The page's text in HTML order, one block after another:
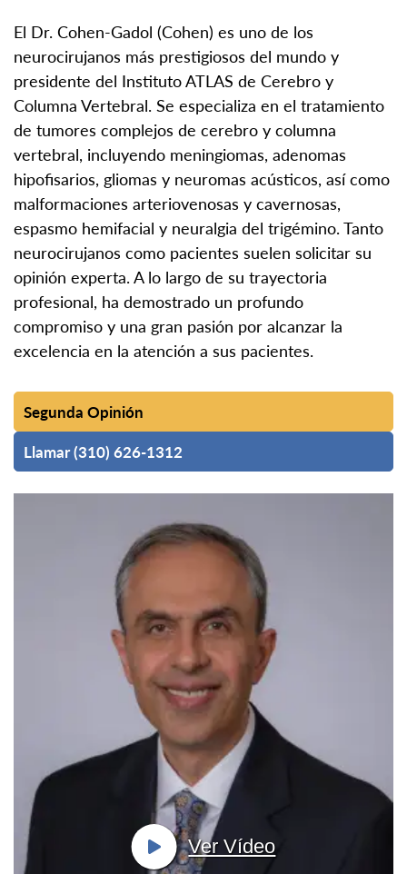
El Dr. Cohen-Gadol (Cohen) es uno de los
neurocirujanos más prestigiosos del mundo y
presidente del Instituto ATLAS de Cerebro y
Columna Vertebral. Se especializa en el tratamiento
de tumores complejos de cerebro y columna
vertebral, incluyendo meningiomas, adenomas
hipofisarios, gliomas y neuromas acústicos, así como
malformaciones arteriovenosas y cavernosas,
espasmo hemifacial y neuralgia del trigémino. Tanto
neurocirujanos como pacientes suelen solicitar su
opinión experta. A lo largo de su trayectoria
profesional, ha demostrado un profundo
compromiso y una gran pasión por alcanzar la
excelencia en la atención a sus pacientes.
Segunda Opinión
Llamar (310) 626-1312
Ver Vídeo